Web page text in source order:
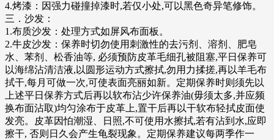
4.烤漆：因强力碰撞掉漆时,若仅小处,可以黑色奇异笔修饰。
三．沙发：
1.布质沙发：处理方式如屏风布面板。
2.牛皮沙发：保养时切勿使用刺激性的去污剂、溶剂、肥皂
水、苯剂、松香油等, 必须预防皮革毛细孔被阻塞,平日保养可
以海绵沾清洁液,以圆形运动方式擦拭,勿用力揉搓,再以羊毛布
拭干,每月可做一次,可使表面亮丽如新。定期保养时则须先以
上述平日保养方式后再以软布沾少许保养油(毋须太多,并应频
换布面沾取)均匀涂布于皮革上,置干后再以干软布轻拭皮面使
发亮。皮革因怕潮湿、日照,不可使用水擦拭,若有沾到水,应即
擦干, 否则日久会产生龟裂现象。定期保养建议每两季作一